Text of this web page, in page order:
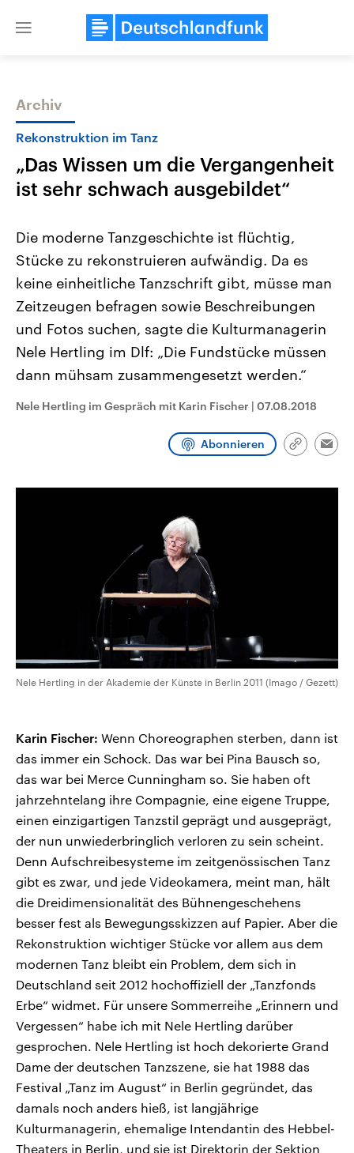
Close
Themen
Landtagswahl Sachsen-Anhalt
2026
Alle Informationen
Sachsen-Anhalt wählt am 6.
September 2026 einen neuen
Landtag. Seit 2021 wird das
Bundesland von einer Koalition aus
CDU, SPD und FDP regiert.-
Umfragen, Prognosen,
und Hintergründe zu den Parteien
und Kandidaten der anstehenden
USA
Aktuelle Beiträge,
Hintergründe
Wirtschaftlich und
gehören die Vereinigten
den mächtigsten Ländern
mit großem Einfluss auf
Sendungen Programm Podcasts
Archiv
Rekonstruktion im Tanz
„Das Wissen um die Vergangenheit
ist sehr schwach ausgebildet“
Die moderne Tanzgeschichte ist flüchtig,
Stücke zu rekonstruieren aufwändig. Da es
keine einheitliche Tanzschrift gibt, müsse man
Zeitzeugen befragen sowie Beschreibungen
und Fotos suchen, sagte die Kulturmanagerin
Nele Hertling im Dlf: „Die Fundstücke müssen
dann mühsam zusammengesetzt werden.“
Nele Hertling im Gespräch mit Karin Fischer | 07.08.2018
Abonnieren
Link
Nele Hertling in der Akademie der Künste in Berlin 2011 (Imago / Gezett)
Karin Fischer: Wenn Choreographen sterben, dann ist
das immer ein Schock. Das war bei Pina Bausch so,
das war bei Merce Cunningham so. Sie haben oft
jahrzehntelang ihre Compagnie, eine eigene Truppe,
einen einzigartigen Tanzstil geprägt und ausgeprägt,
der nun unwiederbringlich verloren zu sein scheint.
Denn Aufschreibesysteme im zeitgenössischen Tanz
gibt es zwar, und jede Videokamera, meint man, hält
die Dreidimensionalität des Bühnengeschehens
besser fest als Bewegungsskizzen auf Papier. Aber die
Rekonstruktion wichtiger Stücke vor allem aus dem
modernen Tanz bleibt ein Problem, dem sich in
Deutschland seit 2012 hochoffiziell der „Tanzfonds
Erbe“ widmet. Für unsere Sommerreihe „Erinnern und
Vergessen“ habe ich mit Nele Hertling darüber
gesprochen. Nele Hertling ist hoch dekorierte Grand
Dame der deutschen Tanzszene, sie hat 1988 das
Festival „Tanz im August“ in Berlin gegründet, das
damals noch anders hieß, ist langjährige
Kulturmanagerin, ehemalige Intendantin des Hebbel-
Theaters in Berlin, und sie ist Direktorin der Sektion